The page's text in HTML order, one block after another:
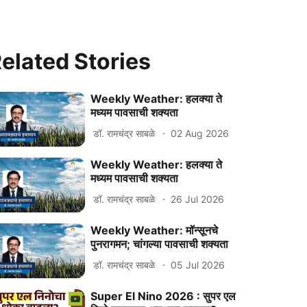
Stories
Weekly Weather: हलक्या ते
मध्यम पावसाची शक्यता
डॉ. रामचंद्र साबळे 02 Aug 2026
Weekly Weather: हलक्या ते
मध्यम पावसाची शक्यता
डॉ. रामचंद्र साबळे 26 Jul 2026
Weekly Weather: मॉन्सूनचे
पुनरागमन; चांगल्या पावसाची शक्यता
डॉ. रामचंद्र साबळे 05 Jul 2026
Super El Nino 2026 : सुपर एल